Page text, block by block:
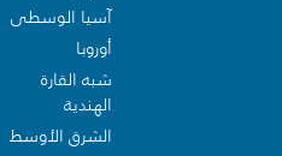
آسيا الوسطى
أوروبا
شبه القارة
الهندية
الشرق الأوسط